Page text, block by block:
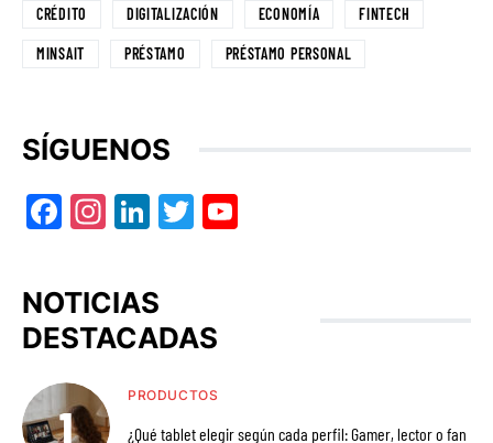
CRÉDITO DIGITALIZACIÓN ECONOMÍA FINTECH
MINSAIT PRÉSTAMO PRÉSTAMO PERSONAL
SÍGUENOS
Facebook
Instagram
LinkedIn
Twitter
NOTICIAS
DESTACADAS
PRODUCTOS
¿Qué tablet elegir según cada perfil: Gamer, lector o fan